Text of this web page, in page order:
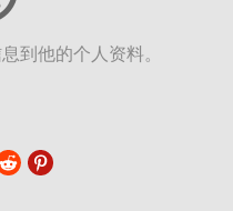
到他的个人资料。